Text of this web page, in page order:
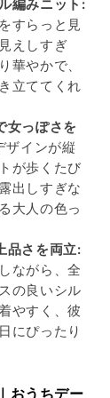
編みニット:
すらっと見
えしすぎ
華やかで、
立ててくれ
女っぽさを
ザインが縦
が歩くたび
出しすぎな
大人の色っ
品さを両立:
ながら、全
の良いシル
やすく、彼
にぴったり
おうちデー